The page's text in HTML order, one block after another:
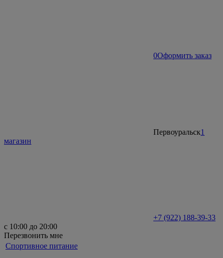
0Оформить заказ
Первоуральск1
магазин
+7 (922) 188-39-33
с 10:00 до 20:00
Перезвонить мне
Спортивное питание